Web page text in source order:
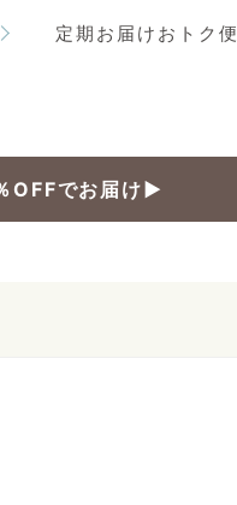
定期お届けおトク便
OFFでお届け▶